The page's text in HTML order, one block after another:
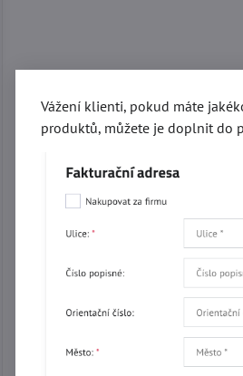
Vážení klienti, pokud máte
produktů, můžete je doplnit do